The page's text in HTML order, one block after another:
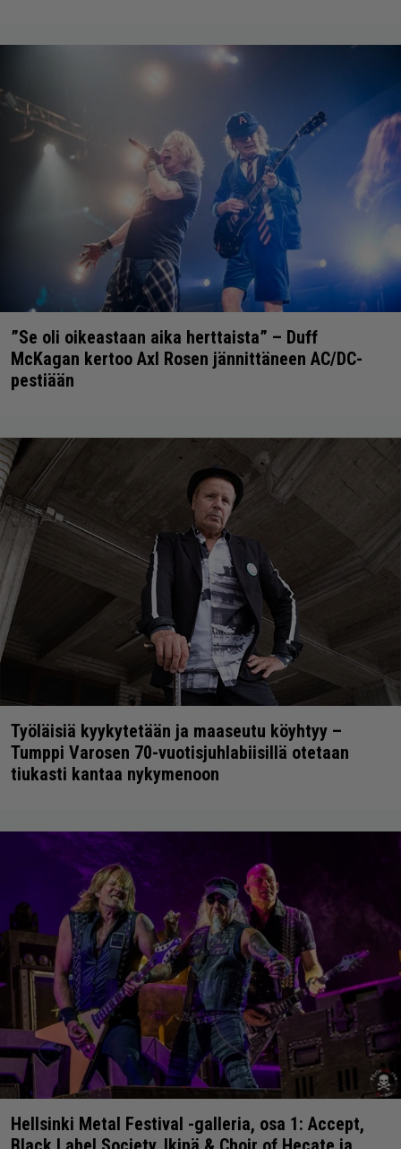
”Se oli oikeastaan aika herttaista” – Duff
McKagan kertoo Axl Rosen jännittäneen AC/DC-
pestiään
Työläisiä kyykytetään ja maaseutu köyhtyy –
Tumppi Varosen 70-vuotisjuhlabiisillä otetaan
tiukasti kantaa nykymenoon
Hellsinki Metal Festival -galleria, osa 1: Accept,